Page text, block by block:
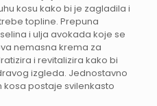
kosu kako bi je zagladila i
topline. Prepuna
i ulja avokada koje se
nemasna krema za
i revitalizira kako bi
izgleda. Jednostavno
postaje svilenkasto